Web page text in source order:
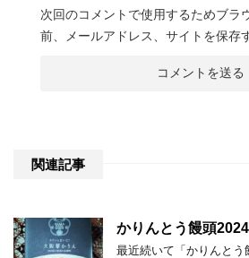
次回のコメントで使用するためブラ
前、メールアドレス、サイトを保存
関連記事
かりんとう饅頭2024
最近続いて「かりんとう